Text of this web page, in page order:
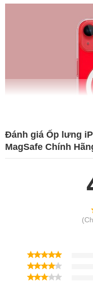
Thiết kế siêu nhẹ, không
Ốp được phủ một lớp
chống xước x2 một cách
Không cần tháo
đầy, chống rơi
Đánh giá Ốp lưng
MagSafe Chính